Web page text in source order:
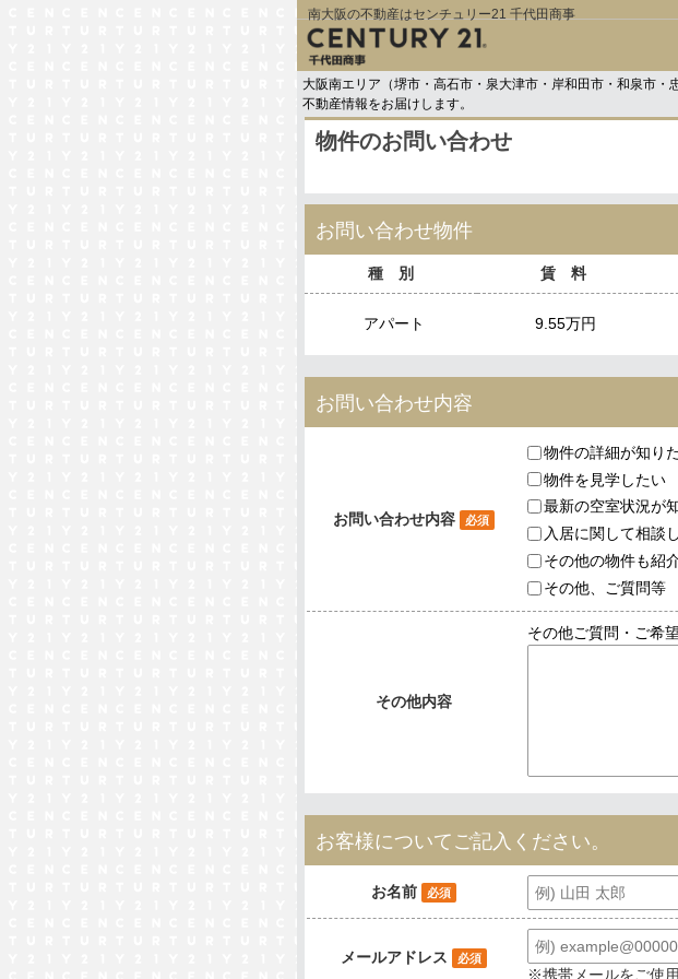
南大阪の不動産はセンチュリー21 千代田商事
大阪南エリア（堺市・高石市・泉大津市・岸和田市・和泉市
不動産情報をお届けします。
物件のお問い合わせ
お問い合わせ物件
種 別 賃 料
アパート 9.55万円
お問い合わせ内容
お問い合わせ内容 必須
物件の詳細が知り
物件を見学したい
最新の空室状況が
入居に関して相談
その他の物件も紹
その他、ご質問等
その他内容
その他ご質問・ご希
お客様についてご記入ください。
お名前 必須
メールアドレス 必須
※携帯メールをご使